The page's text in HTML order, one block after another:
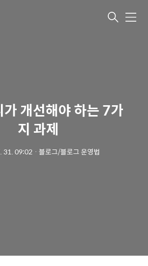
메
개선해야 하는 7가
지 과제
31. 09:02ㆍ 블로그/블로그 운영법